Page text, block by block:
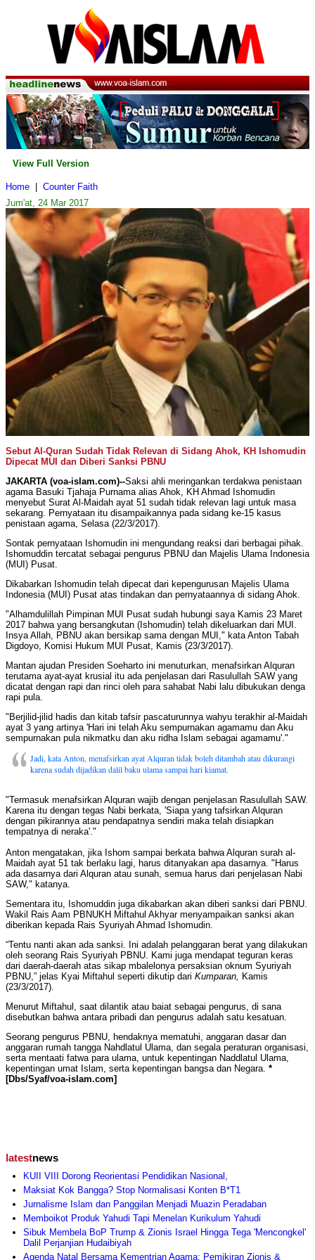
View Full Version
Home
Counter Faith
Jum'at, 24 Mar 2017
Sebut Al-Quran Sudah Tidak Relevan di Sidang Ahok, KH Ishomudin
Dipecat MUI dan Diberi Sanksi PBNU
JAKARTA (voa-islam.com)--Saksi ahli meringankan terdakwa penistaan
agama Basuki Tjahaja Purnama alias Ahok, KH Ahmad Ishomudin
menyebut Surat Al-Maidah ayat 51 sudah tidak relevan lagi untuk masa
sekarang. Pernyataan itu disampaikannya pada sidang ke-15 kasus
penistaan agama, Selasa (22/3/2017).
Sontak pernyataan Ishomudin ini mengundang reaksi dari berbagai pihak.
Ishomuddin tercatat sebagai pengurus PBNU dan Majelis Ulama Indonesia
(MUI) Pusat.
Dikabarkan Ishomudin telah dipecat dari kepengurusan Majelis Ulama
Indonesia (MUI) Pusat atas tindakan dan pernyataannya di sidang Ahok.
"Alhamdulillah Pimpinan MUI Pusat sudah hubungi saya Kamis 23 Maret
2017 bahwa yang bersangkutan (Ishomudin) telah dikeluarkan dari MUI.
Insya Allah, PBNU akan bersikap sama dengan MUI," kata Anton Tabah
Digdoyo, Komisi Hukum MUI Pusat, Kamis (23/3/2017).
Mantan ajudan Presiden Soeharto ini menuturkan, menafsirkan Alquran
terutama ayat-ayat krusial itu ada penjelasan dari Rasulullah SAW yang
dicatat dengan rapi dan rinci oleh para sahabat Nabi lalu dibukukan denga
rapi pula.
"Berjilid-jilid hadis dan kitab tafsir pascaturunnya wahyu terakhir al-Maidah
ayat 3 yang artinya 'Hari ini telah Aku sempurnakan agamamu dan Aku
sempurnakan pula nikmatku dan aku ridha Islam sebagai agamamu'."
Jadi, kata Anton, menafsirkan ayat Alquran tidak boleh ditambah atau dikurangi
karena sudah dijadikan dalil baku ulama sampai hari kiamat.
"Termasuk menafsirkan Alquran wajib dengan penjelasan Rasulullah SAW.
Karena itu dengan tegas Nabi berkata, 'Siapa yang tafsirkan Alquran
dengan pikirannya atau pendapatnya sendiri maka telah disiapkan
tempatnya di neraka'."
Anton mengatakan, jika Ishom sampai berkata bahwa Alquran surah al-
Maidah ayat 51 tak berlaku lagi, harus ditanyakan apa dasarnya. "Harus
ada dasarnya dari Alquran atau sunah, semua harus dari penjelasan Nabi
SAW," katanya.
Sementara itu, Ishomuddin juga dikabarkan akan diberi sanksi dari PBNU.
Wakil Rais Aam PBNUKH Miftahul Akhyar menyampaikan sanksi akan
diberikan kepada Rais Syuriyah Ahmad Ishomudin.
“Tentu nanti akan ada sanksi. Ini adalah pelanggaran berat yang dilakukan
oleh seorang Rais Syuriyah PBNU. Kami juga mendapat teguran keras
dari daerah-daerah atas sikap mbalelonya persaksian oknum Syuriyah
PBNU,” jelas Kyai Miftahul seperti dikutip dari Kumparan, Kamis
(23/3/2017).
Menurut Miftahul, saat dilantik atau baiat sebagai pengurus, di sana
disebutkan bahwa antara pribadi dan pengurus adalah satu kesatuan.
Seorang pengurus PBNU, hendaknya mematuhi, anggaran dasar dan
anggaran rumah tangga Nahdlatul Ulama, dan segala peraturan organisasi,
serta mentaati fatwa para ulama, untuk kepentingan Naddlatul Ulama,
kepentingan umat Islam, serta kepentingan bangsa dan Negara. *
[Dbs/Syaf/voa-islam.com]
latestnews
KUII VIII Dorong Reorientasi Pendidikan Nasional,
Maksiat Kok Bangga? Stop Normalisasi Konten B*T1
Jurnalisme Islam dan Panggilan Menjadi Muazin Peradaban
Memboikot Produk Yahudi Tapi Menelan Kurikulum Yahudi
Sibuk Membela BoP Trump & Zionis Israel Hingga Tega 'Mencongkel'
Dalil Perjanjian Hudaibiyah
Agenda Natal Bersama Kementrian Agama: Pemikiran Zionis &